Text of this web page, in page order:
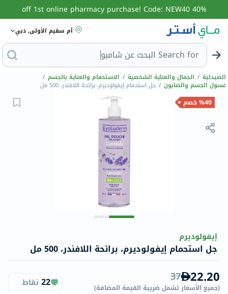
40% off 1st online pharmacy purchase! Code: NEW40
أم سقيم الأولى, دبي
Search for الب
الصيدلية / الجمال والعناية الشخصية / الاستحمام والعناية بالجسم /
غسول الجسم والصابون / جل استحمام إيفولوديرم، برائحة اللافندر، 500 مل
%40 خصم
إيفولوديرم
جل استحمام إيفولوديرم، برائحة اللافندر، 500 مل
22.20
37
(جميع الأسعار تشمل ضريبة القيمة المضافة)
22 نقاط